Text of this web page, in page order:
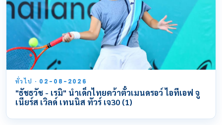
ทั่วไป · 02-08-2026
"ธัชธวัช - เรมิ" นำเด็กไทยคว้าตั๋วเมนดรอว์ ไอทีเอฟ จู
เนียร์ส เวิลด์ เทนนิส ทัวร์ เจ30 (1)